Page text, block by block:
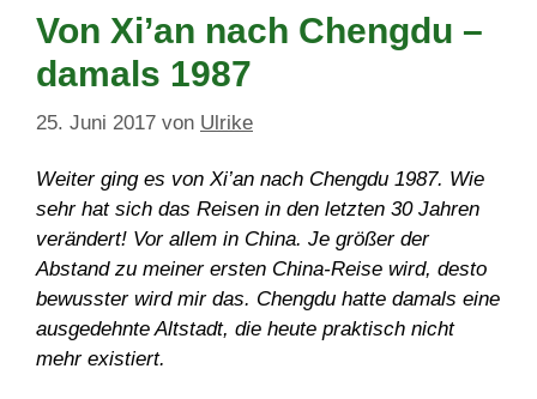
Von Xi’an nach Chengdu –
damals 1987
25. Juni 2017 von Ulrike
Weiter ging es von Xi’an nach Chengdu 1987. Wie
sehr hat sich das Reisen in den letzten 30 Jahren
verändert! Vor allem in China. Je größer der
Abstand zu meiner ersten China-Reise wird, desto
bewusster wird mir das. Chengdu hatte damals eine
ausgedehnte Altstadt, die heute praktisch nicht
mehr existiert.